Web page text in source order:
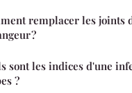
remplacer les joints
?
sont les indices d'une
?